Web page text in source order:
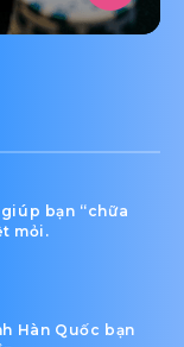
bạn “chữa
mỏi.
Hàn Quốc bạn